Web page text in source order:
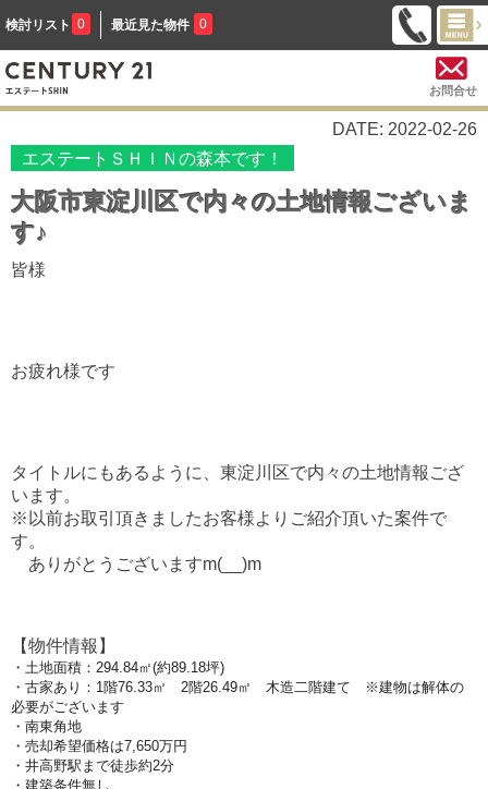
検討リスト 0 最近見た物件 0
お問合せ
DATE: 2022-02-26
エステートＳＨＩＮの森本です！
大阪市東淀川区で内々の土地情報ございま
す♪
皆様
お疲れ様です
タイトルにもあるように、東淀川区で内々の土地情報ござ
います。
※以前お取引頂きましたお客様よりご紹介頂いた案件で
す。
ありがとうございますm(__)m
【物件情報】
・土地面積：294.84㎡(約89.18坪)
・古家あり：1階76.33㎡ 2階26.49㎡ 木造二階建て ※建物は解体の
必要がございます
・南東角地
・売却希望価格は7,650万円
・井高野駅まで徒歩約2分
・建築条件無し